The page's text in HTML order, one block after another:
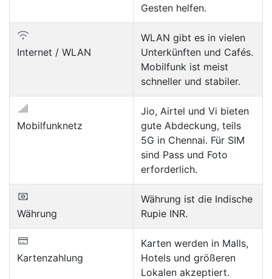
Gesten helfen.
Internet / WLAN
WLAN gibt es in vielen
Unterkünften und Cafés.
Mobilfunk ist meist
schneller und stabiler.
Mobilfunknetz
Jio, Airtel und Vi bieten
gute Abdeckung, teils
5G in Chennai. Für SIM
sind Pass und Foto
erforderlich.
Währung
Währung ist die Indische
Rupie INR.
Kartenzahlung
Karten werden in Malls,
Hotels und größeren
Lokalen akzeptiert.